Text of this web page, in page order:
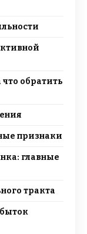
обратить
признаки
главные
тракта